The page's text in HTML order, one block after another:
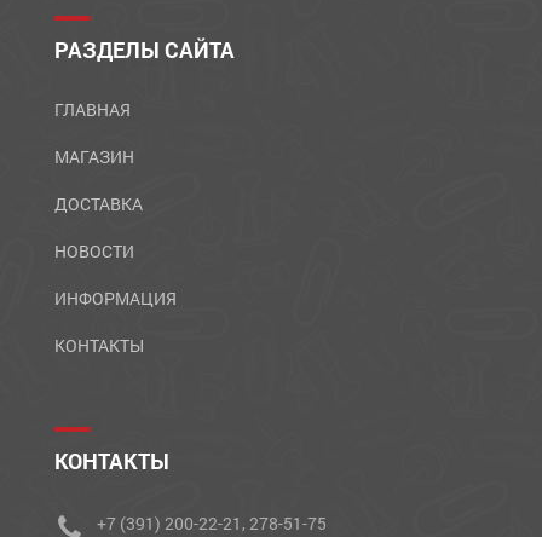
РАЗДЕЛЫ САЙТА
ГЛАВНАЯ
МАГАЗИН
ДОСТАВКА
НОВОСТИ
ИНФОРМАЦИЯ
КОНТАКТЫ
КОНТАКТЫ
+7 (391) 200-22-21, 278-51-75